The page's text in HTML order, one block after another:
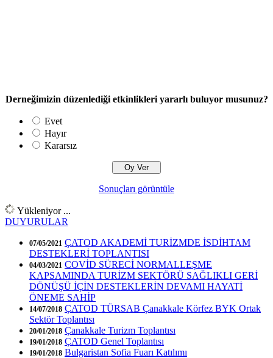
Derneğimizin düzenlediği etkinlikleri yararlı buluyor musunuz?
Evet
Hayır
Kararsız
Sonuçları görüntüle
Yükleniyor ...
DUYURULAR
07/05/2021 ÇATOD AKADEMİ TURİZMDE İSDİHTAM
DESTEKLERİ TOPLANTISI
04/03/2021 COVİD SÜRECİ NORMALLEŞME
KAPSAMINDA TURİZM SEKTÖRÜ SAĞLIKLI GERİ
DÖNÜŞÜ İÇİN DESTEKLERİN DEVAMI HAYATİ
ÖNEME SAHİP
14/07/2018 ÇATOD TÜRSAB Çanakkale Körfez BYK Ortak
Sektör Toplantısı
20/01/2018 Çanakkale Turizm Toplantısı
19/01/2018 ÇATOD Genel Toplantısı
19/01/2018 Bulgaristan Sofia Fuarı Katılımı